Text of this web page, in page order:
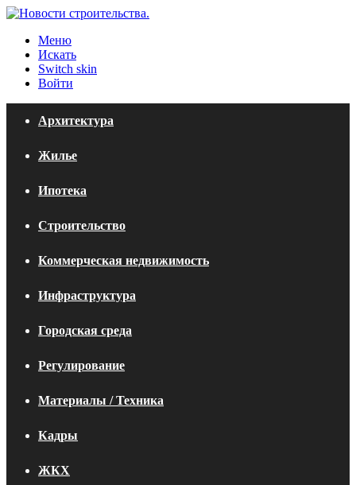
Меню
Искать
Switch skin
Войти
Архитектура
Жилье
Ипотека
Строительство
Коммерческая недвижимость
Инфраструктура
Городская среда
Регулирование
Материалы / Техника
Кадры
ЖКХ